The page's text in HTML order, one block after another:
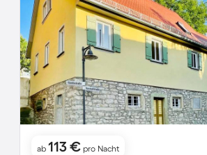
ab 113 € pro Nacht